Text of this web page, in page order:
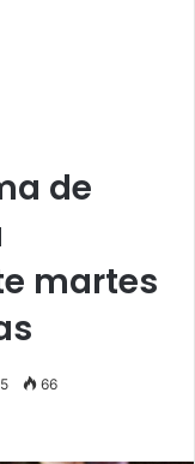
de
martes
66